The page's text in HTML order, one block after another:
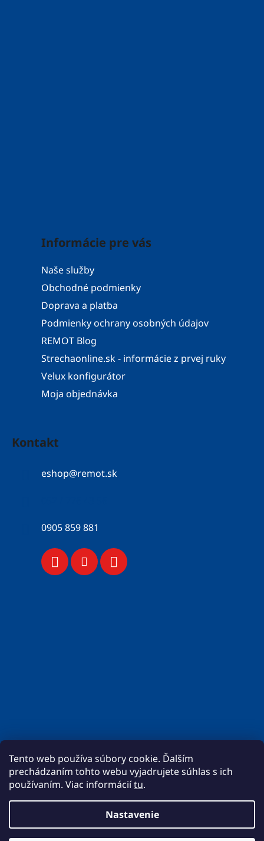
Tento web používa súbory cookie. Ďalším
prechádzaním tohto webu vyjadrujete súhlas s ich
používaním. Viac informáciítu.
Nastavenie
Informácie pre vás
Naše služby
Obchodné podmienky
Doprava a platba
Podmienky ochrany osobných údajov
REMOT Blog
Strechaonline.sk - informácie z prvej ruky
Velux konfigurátor
Moja objednávka
Kontakt
eshop@remot.sk
0905 859 881